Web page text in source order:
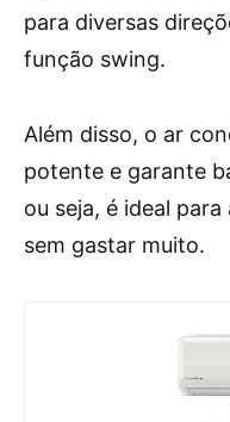
para diversas
função swing.
Além disso, o ar
potente e garante
ou seja, é ideal
sem gastar muito.